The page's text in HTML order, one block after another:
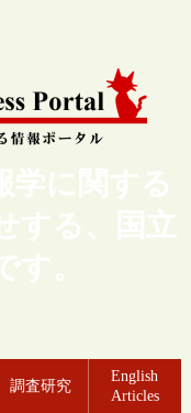
学に関する
する、国立
す。
調査研究
English
Articles